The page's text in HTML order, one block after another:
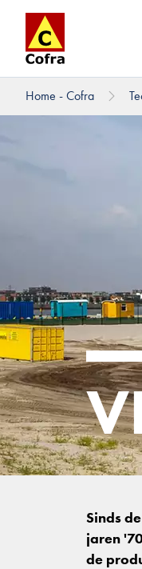
Home - Cofra
Sinds
jaren
de